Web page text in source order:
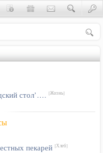
стол’…. [Жизнь]
пекарей [Хлеб]